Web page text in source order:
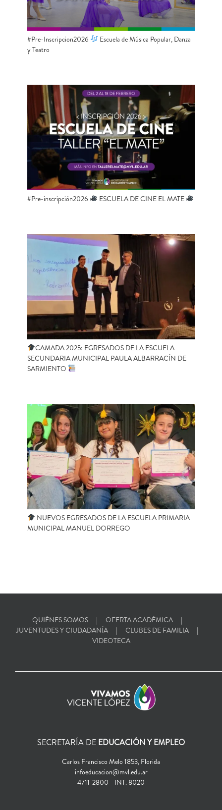
#Pre-Inscripcion2026
Escuela de Música Popular, Danza
y Teatro
#Pre-inscripción2026 ESCUELA DE CINE EL MATE
CAMADA 2025: EGRESADOS DE LA ESCUELA
SECUNDARIA MUNICIPAL PAULA ALBARRACÍN DE
SARMIENTO
NUEVOS EGRESADOS DE LA ESCUELA PRIMARIA
MUNICIPAL MANUEL DORREGO
QUIÉNES SOMOS
OFERTA ACADÉMICA
JUVENTUDES Y CIUDADANÍA
CLUBES DE FAMILIA
VIDEOTECA
SECRETARÍA DE EDUCACIÓN Y EMPLEO
Carlos Francisco Melo 1853, Florida
infoeducacion@mvl.edu.ar
4711-2800 - INT. 8020